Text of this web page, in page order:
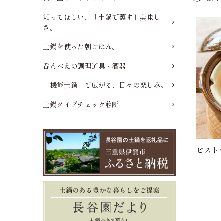
ビス
知ってほしい、「土鍋で蒸す」美味し
さ。
土鍋を使った朝ごはん。
呑んべえの調理道具・酒器
「機能土鍋」で広がる、日々の楽しみ。
土鍋タイプチェック診断